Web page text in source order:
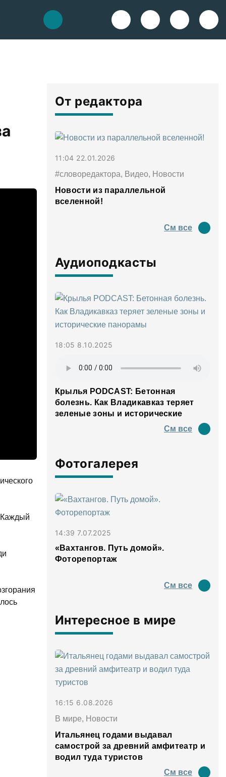
Каждый
От редактора
11:04 22.01.2026
#словоредактора, Видео, Новости
Новости из параллельной
вселенной!
См все
Аудиоподкасты
18:05 8.10.2025
Крылья PODCAST: Бетонная
болезнь. Как Владикавказ теряет
зеленые зоны и исторические
См все
Фотогалерея
14:39 7.07.2025
«Вахтангов. Путь домой».
Фоторепортаж
См все
Интересное в мире
16:15 6.08.2026
В мире, Новости
Итальянец годами выдавал
самострой за древний амфитеатр и
водил туда туристов
См все